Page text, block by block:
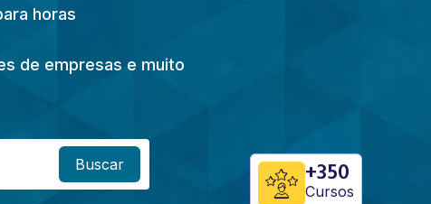
horas
de empresas e muito
Buscar +350
Cursos